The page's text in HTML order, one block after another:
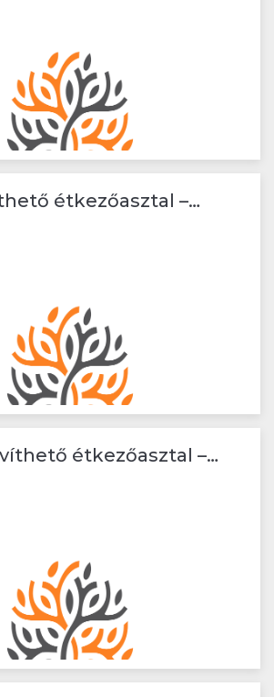
étkezőasztal –
/ fekete
étkezőasztal –